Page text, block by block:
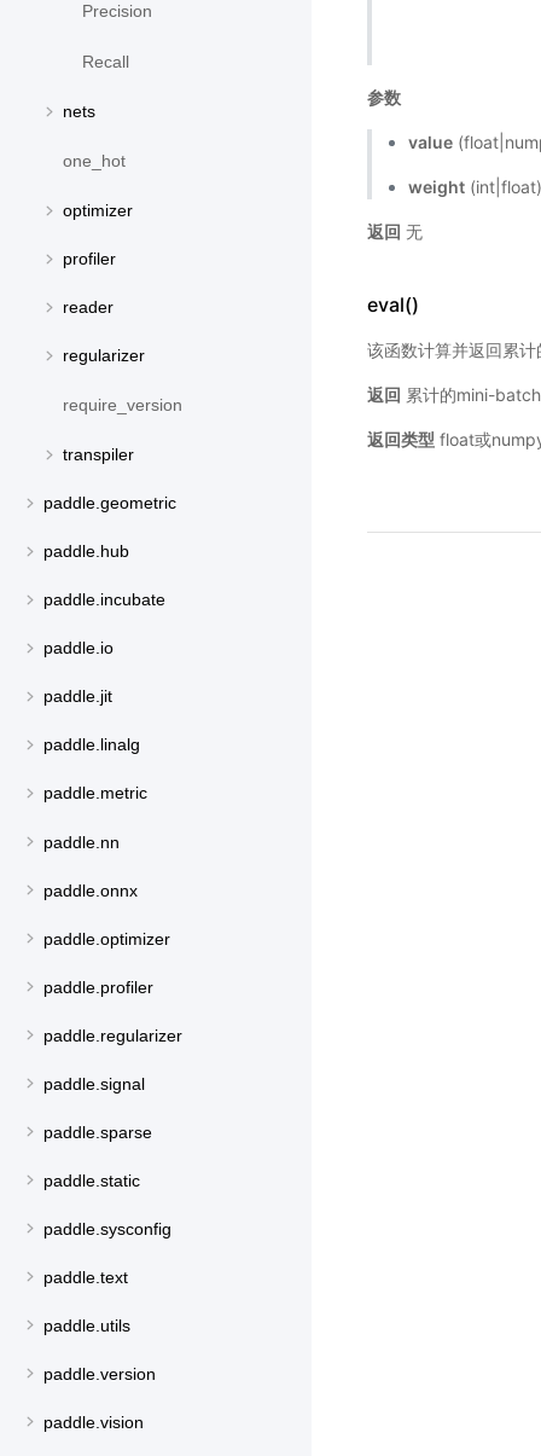
Precision
Recall
nets
one_hot
optimizer
profiler
reader
regularizer
require_version
transpiler
paddle.geometric
paddle.hub
paddle.incubate
paddle.io
paddle.jit
paddle.linalg
paddle.metric
paddle.nn
paddle.onnx
paddle.optimizer
paddle.profiler
paddle.regularizer
paddle.signal
paddle.sparse
paddle.static
paddle.sysconfig
paddle.text
paddle.utils
paddle.version
paddle.vision
参数
value
weight
返回 无
eval()
该函数计算并返回累
返回 累计的mini-
返回类型 float或